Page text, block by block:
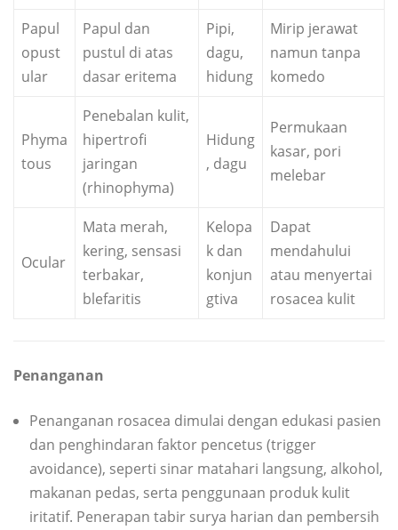
Papul
opust
ular
Papul dan
pustul di atas
dasar eritema
Pipi,
dagu,
hidung
Mirip jerawat
namun tanpa
komedo
Phyma
tous
Penebalan kulit,
hipertrofi
jaringan
(rhinophyma)
Hidung
, dagu
Permukaan
kasar, pori
melebar
Ocular
Mata merah,
kering, sensasi
terbakar,
blefaritis
Kelopa
k dan
konjun
gtiva
Dapat
mendahului
atau menyertai
rosacea kulit
Penanganan
Penanganan rosacea dimulai dengan edukasi pasien
dan penghindaran faktor pencetus (trigger
avoidance), seperti sinar matahari langsung, alkohol,
makanan pedas, serta penggunaan produk kulit
iritatif. Penerapan tabir surya harian dan pembersih